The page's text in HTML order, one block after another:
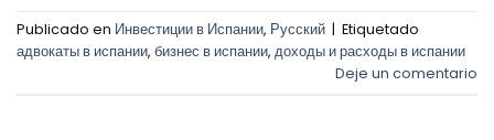
Publicado en Инвестиции в Испании, Русский | Etiquetado
адвокаты в испании, бизнес в испании, доходы и расходы в испании
Deje un comentario